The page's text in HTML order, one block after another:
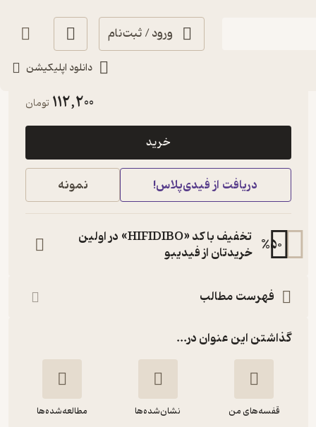
ورود / ثبت‌نام
دانلود اپلیکیشن
خوش‌خوان 📚(
)
112,200 تومان
خرید
دریافت از فیدی‌پلاس! نمونه
%50
تخفیف با کد «HIFIDIBO» در اولین
خریدتان از فیدیبو
فهرست مطالب
گذاشتن این عنوان در...
قفسه‌های من نشان‌شده‌ها مطالعه‌شده‌ها